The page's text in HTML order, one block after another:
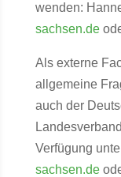
wenden:
sachsen.de
Als externe
allgemeine
auch der
Verfügung
sachsen.de